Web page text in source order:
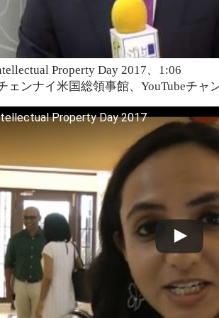
Property Day 2017、1:06
ェンナイ米国総領事館、YouTubeチャ
Property Day 2017